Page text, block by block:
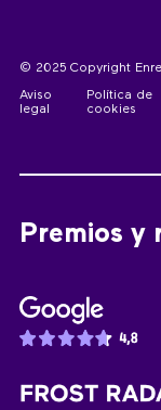
© 2025 Copyright
Aviso
legal
Política de
cookies
Premios y